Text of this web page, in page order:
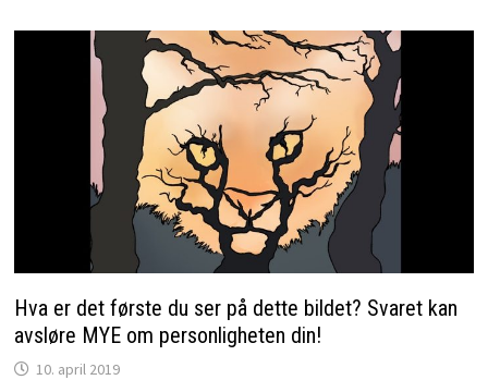
Hva er det første du ser på dette bildet? Svaret kan
avsløre MYE om personligheten din!
10. april 2019